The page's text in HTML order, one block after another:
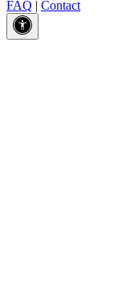
FAQ | Contact